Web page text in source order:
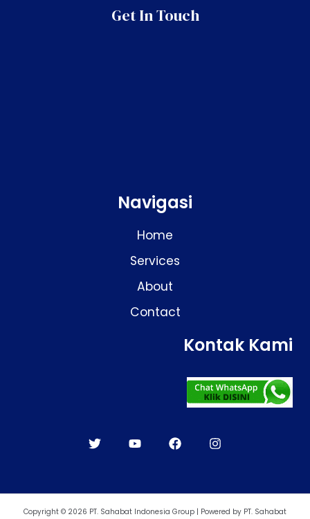
Get In Touch
Navigasi
Home
Services
About
Contact
Kontak Kami
Copyright © 2026 PT. Sahabat Indonesia Group | Powered by PT. Sahabat